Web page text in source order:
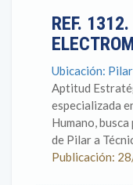
REF.
Ubicación:
Aptitud
especializada
Humano,
de Pilar a
Publicación: